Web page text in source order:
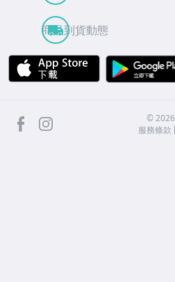
商品到貨動態
APP Store
facebook ©2026
服務條款